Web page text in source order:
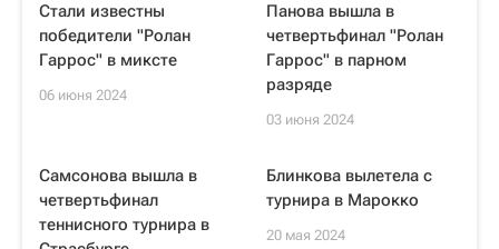
Стали известны
победители "Ролан
Гаррос" в миксте
06 июня 2024
Панова вышла в
четвертьфинал "Ролан
Гаррос" в парном
разряде
03 июня 2024
Самсонова вышла в
четвертьфинал
теннисного турнира в
Блинкова вылетела с
турнира в Марокко
20 мая 2024